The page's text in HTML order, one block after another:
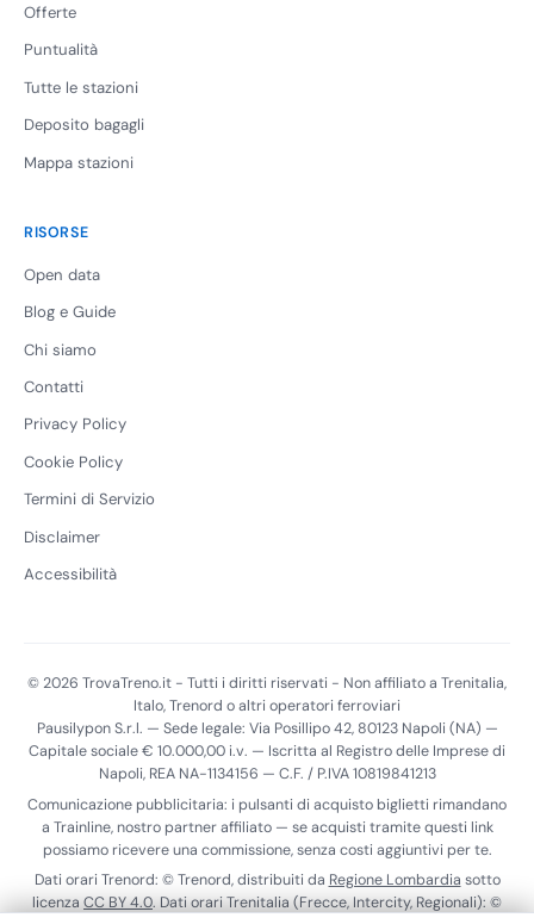
Offerte
Puntualità
Tutte le stazioni
Deposito bagagli
Mappa stazioni
RISORSE
Open data
Blog e Guide
Chi siamo
Contatti
Privacy Policy
Cookie Policy
Termini di Servizio
Disclaimer
Accessibilità
© 2026 TrovaTreno.it - Tutti i diritti riservati - Non affiliato a Trenitalia,
Italo, Trenord o altri operatori ferroviari
Pausilypon S.r.l. — Sede legale: Via Posillipo 42, 80123 Napoli (NA) —
Capitale sociale € 10.000,00 i.v. — Iscritta al Registro delle Imprese di
Napoli, REA NA-1134156 — C.F. / P.IVA 10819841213
Comunicazione pubblicitaria: i pulsanti di acquisto biglietti rimandano
a Trainline, nostro partner affiliato — se acquisti tramite questi link
possiamo ricevere una commissione, senza costi aggiuntivi per te.
Dati orari Trenord: © Trenord, distribuiti da Regione Lombardia sotto
licenzaCC BY 4.0. Dati orari Trenitalia (Frecce, Intercity, Regionali): ©